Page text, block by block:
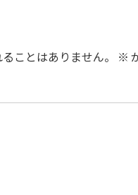
ことはありません。 ※